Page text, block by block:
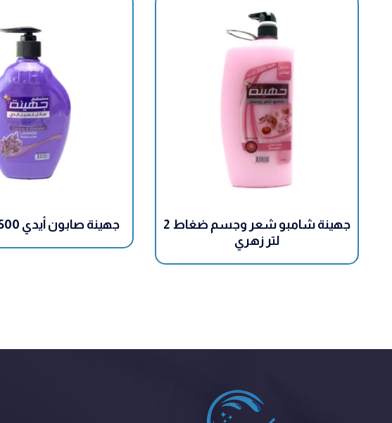
جهينة شامبو شعر وجسم ضغاط 2
لتر زهري
جهينة صابون أيدي 500 مل لافندر